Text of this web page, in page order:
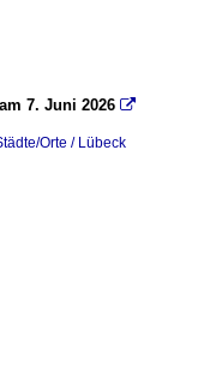
7. Juni 2026 
Orte / Lübeck